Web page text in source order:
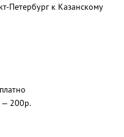
Петербург к Казанскому
— 200р.